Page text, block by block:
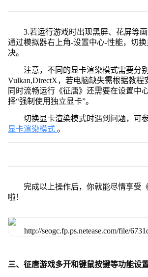
3.若运行游戏时出现黑屏、花屏等
通过模拟器右上角-设置中心-性能，切
决。
注意，不同的显卡渲染模式需要分
Vulkan,DirectX，若电脑缺失需根据教程
同时流畅运行《征唐》还需要在设置中
择“强制使用独立显卡”。
切换显卡渲染模式时遇到问题，可
显卡渲染模式 。
完成以上操作后，你就能尽情享受
啦！
三、征唐游戏多开和键鼠按键等功能设